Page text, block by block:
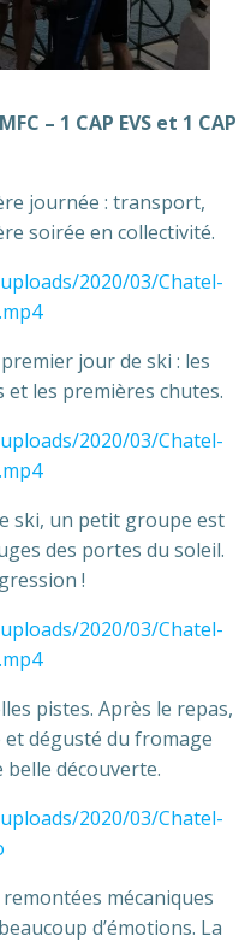
– 1 CAP EVS et 1 CAP
journée : transport,
soirée en collectivité.
2020/03/Chatel-
jour de ski : les
les premières chutes.
2020/03/Chatel-
ski, un petit groupe est
des portes du soleil.
!
2020/03/Chatel-
pistes. Après le repas,
dégusté du fromage
belle découverte.
2020/03/Chatel-
mécaniques
d’émotions. La